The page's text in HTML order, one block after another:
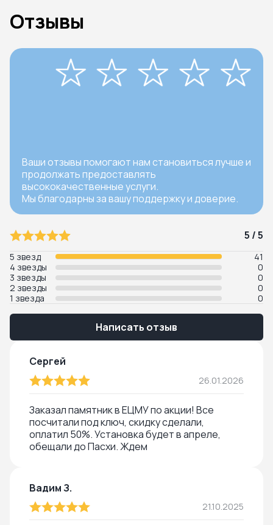
Отзывы
Ваши отзывы помогают нам становиться лучше и
продолжать предоставлять
высококачественные услуги.
Мы благодарны за вашу поддержку и доверие.
Сергей
26.01.2026
Заказал памятник в ЕЦМУ по акции! Все
посчитали под ключ, скидку сделали,
оплатил 50%. Установка будет в апреле,
обещали до Пасхи. Ждем
Вадим З.
21.10.2025
5 / 5
5 звезд
41
4 звезды
0
3 звезды
0
2 звезды
0
1 звезда
0
Написать отзыв